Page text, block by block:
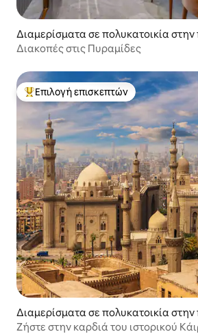
Διαμερίσματα σε πολυκατοικία στην
Haram
Διακοπές στις Πυραμίδες
Κορυφαία επιλογή επισκεπτών
Επιλογή επισκεπτών
Διαμερίσματα σε πολυκατοικία στην
l-Darb El-Ahmar
Ζήστε στην καρδιά του ιστορικού